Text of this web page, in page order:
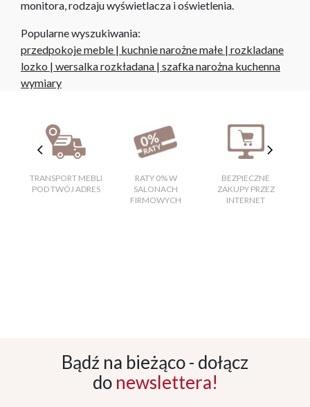
monitora, rodzaju wyświetlacza i oświetlenia.
Popularne wyszukiwania:
przedpokoje meble | kuchnie narożne małe | rozkladane
lozko | wersalka rozkładana | szafka narożna kuchenna
wymiary
TRANSPORT MEBLI
POD TWÓJ ADRES
RATY 0% W
SALONACH
FIRMOWYCH
BEZPIECZNE
ZAKUPY PRZEZ
INTERNET
Bądź na bieżąco - dołącz
do newslettera!